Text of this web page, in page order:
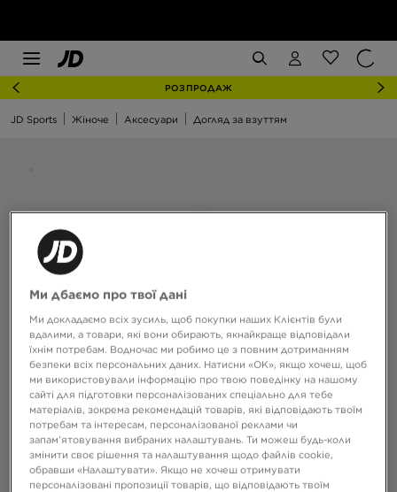
РОЗПРОДАЖ
JD Sports Жіноче Аксесуари Догляд за взуттям
Ми дбаємо про твої дані
Ми докладаємо всіх зусиль, щоб покупки наших Клієнтів були
вдалими, а товари, які вони обирають, якнайкраще відповідали
їхнім потребам. Водночас ми робимо це з повним дотриманням
безпеки всіх персональних даних. Натисни «OK», якщо хочеш, щоб
ми використовували інформацію про твою поведінку на нашому
сайті для підготовки персоналізованих спеціально для тебе
матеріалів, зокрема рекомендацій товарів, які відповідають твоїм
потребам та інтересам, персоналізованої реклами чи
запам’ятовування вибраних налаштувань. Ти можеш будь-коли
змінити своє рішення та налаштування щодо файлів cookie,
обравши «Налаштувати». Якщо не хочеш отримувати
персоналізовані пропозиції товарів, що відповідають твоїм